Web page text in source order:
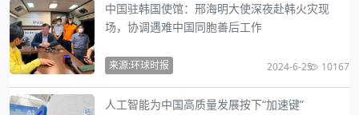
中国驻韩国使馆：邢海明大使深夜赴韩火灾现
场，协调遇难中国同胞善后工作
来源:环球时报 2024-6-25 10167
人工智能为中国高质量发展按下“加速键”